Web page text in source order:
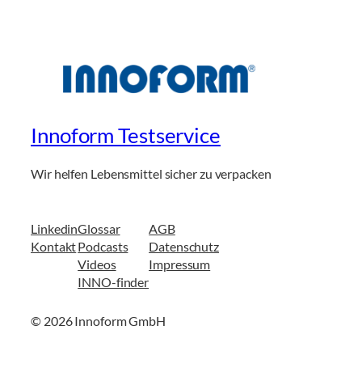
Innoform Testservice
Wir helfen Lebensmittel sicher zu verpacken
Linkedin
Kontakt
Glossar
Podcasts
Videos
INNO-finder
AGB
Datenschutz
Impressum
© 2026 Innoform GmbH